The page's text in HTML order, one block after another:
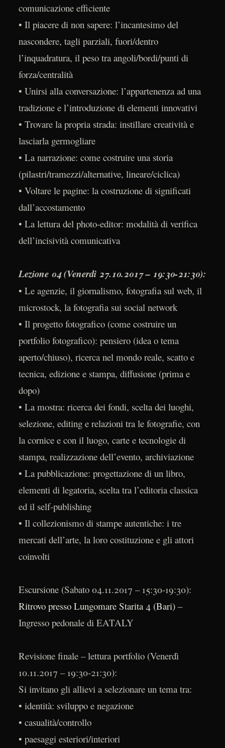
comunicazione efficiente
• Il piacere di non sapere: l’incantesimo del
nascondere, tagli parziali, fuori/dentro
l’inquadratura, il peso tra angoli/bordi/punti di
forza/centralità
• Unirsi alla conversazione: l’appartenenza ad una
tradizione e l’introduzione di elementi innovativi
• Trovare la propria strada: instillare creatività e
lasciarla germogliare
• La narrazione: come costruire una storia
(pilastri/tramezzi/alternative, lineare/ciclica)
• Voltare le pagine: la costruzione di significati
dall’accostamento
• La lettura del photo-editor: modalità di verifica
dell’incisività comunicativa
Lezione 04 (Venerdì 27.10.2017 – 19:30-21:30):
• Le agenzie, il giornalismo, fotografia sul web, il
microstock, la fotografia sui social network
• Il progetto fotografico (come costruire un
portfolio fotografico): pensiero (idea o tema
aperto/chiuso), ricerca nel mondo reale, scatto e
tecnica, edizione e stampa, diffusione (prima e
dopo)
• La mostra: ricerca dei fondi, scelta dei luoghi,
selezione, editing e relazioni tra le fotografie, con
la cornice e con il luogo, carte e tecnologie di
stampa, realizzazione dell’evento, archiviazione
• La pubblicazione: progettazione di un libro,
elementi di legatoria, scelta tra l’editoria classica
ed il self-publishing
• Il collezionismo di stampe autentiche: i tre
mercati dell’arte, la loro costituzione e gli attori
coinvolti
Escursione (Sabato 04.11.2017 – 15:30-19:30):
Ritrovo presso Lungomare Starita 4 (Bari)–
Ingresso pedonale di EATALY
Revisione finale – lettura portfolio (Venerdì
10.11.2017 – 19:30-21:30):
Si invitano gli allievi a selezionare un tema tra:
• identità: sviluppo e negazione
• casualità/controllo
• paesaggi esteriori/interiori